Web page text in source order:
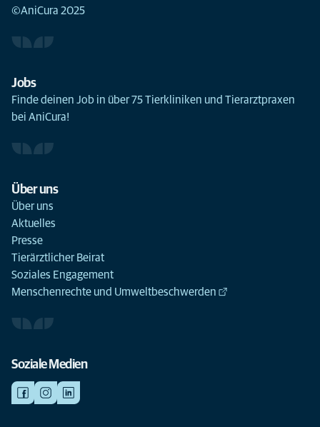
©AniCura 2025
Jobs
Finde deinen Job in über 75 Tierkliniken und Tierarztpraxen
bei AniCura!
Über uns
Über uns
Aktuelles
Presse
Tierärztlicher Beirat
Soziales Engagement
Menschenrechte und Umweltbeschwerden
Soziale Medien